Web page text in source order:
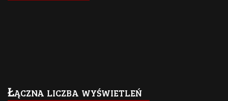
Łączna liczba wyświetleń